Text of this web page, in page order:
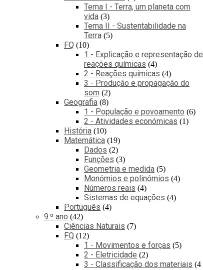
Tema I - Terra, um planeta com
vida 3
Tema II - Sustentabilidade na
Terra 5
FQ 10
1 - Explicação e representação de
reações químicas 4
2 - Reações químicas 4
3 - Produção e propagação do
som 2
Geografia 8
1 - População e povoamento 6
2 - Atividades económicas 1
História 10
Matemática 19
Dados 2
Funções 3
Geometria e medida 5
Monómios e polinómios 4
Números reais 4
Sistemas de equações 4
Português 4
9.º ano 42
Ciências Naturais 7
FQ 12
1 - Movimentos e forças 5
2 - Eletricidade 2
3 - Classificação dos materiais 4